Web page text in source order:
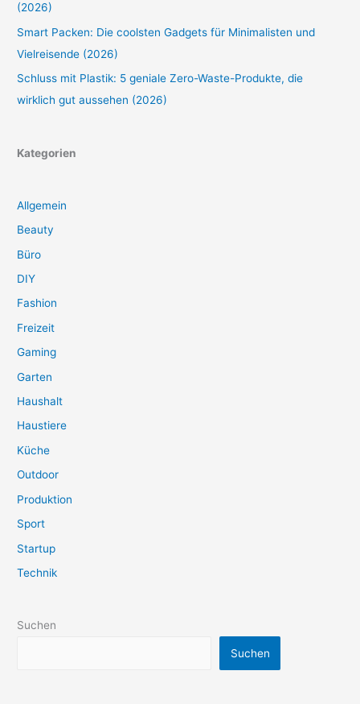
(2026)
Smart Packen: Die coolsten Gadgets für Minimalisten und
Vielreisende (2026)
Schluss mit Plastik: 5 geniale Zero-Waste-Produkte, die
wirklich gut aussehen (2026)
Kategorien
Allgemein
Beauty
Büro
DIY
Fashion
Freizeit
Gaming
Garten
Haushalt
Haustiere
Küche
Outdoor
Produktion
Sport
Startup
Technik
Suchen
Suchen